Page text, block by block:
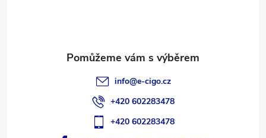
info@e-cigo.cz
+420 602283478
+420 602283478